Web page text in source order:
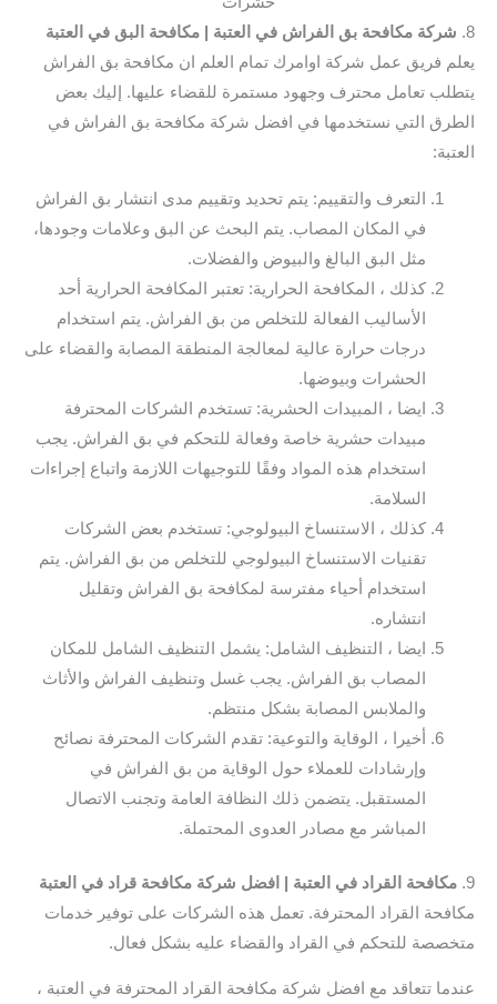
8. شركة مكافحة بق الفراش في العتبة
| مكافحة البق في العتبة
يعلم فريق عمل شركة اوامرك تمام العلم ان مكافحة بق الفراش
يتطلب تعامل محترف وجهود مستمرة للقضاء عليها. إليك بعض
الطرق التي نستخدمها في افضل شركة مكافحة بق الفراش في
العتبة:
التعرف والتقييم: يتم تحديد وتقييم مدى انتشار بق الفراش
في المكان المصاب. يتم البحث عن البق وعلامات وجودها،
مثل البق البالغ والبيوض والفضلات.
كذلك ، المكافحة الحرارية: تعتبر المكافحة الحرارية أحد
الأساليب الفعالة للتخلص من بق الفراش. يتم استخدام
درجات حرارة عالية لمعالجة المنطقة المصابة والقضاء على
الحشرات وبيوضها.
ايضا ، المبيدات الحشرية: تستخدم الشركات المحترفة
مبيدات حشرية خاصة وفعالة للتحكم في بق الفراش. يجب
استخدام هذه المواد وفقًا للتوجيهات اللازمة واتباع إجراءات
السلامة.
كذلك ، الاستنساخ البيولوجي: تستخدم بعض الشركات
تقنيات الاستنساخ البيولوجي للتخلص من بق الفراش. يتم
استخدام أحياء مفترسة لمكافحة بق الفراش وتقليل
انتشاره.
ايضا ، التنظيف الشامل: يشمل التنظيف الشامل للمكان
المصاب بق الفراش. يجب غسل وتنظيف الفراش والأثاث
والملابس المصابة بشكل منتظم.
أخيرا ، الوقاية والتوعية: تقدم الشركات المحترفة نصائح
وإرشادات للعملاء حول الوقاية من بق الفراش في
المستقبل. يتضمن ذلك النظافة العامة وتجنب الاتصال
المباشر مع مصادر العدوى المحتملة.
9. مكافحة القراد في العتبة | افضل شركة مكافحة قراد في العتبة
مكافحة القراد المحترفة. تعمل هذه الشركات على توفير خدمات
متخصصة للتحكم في القراد والقضاء عليه بشكل فعال.
عندما تتعاقد مع افضل شركة مكافحة القراد المحترفة في العتبة ،